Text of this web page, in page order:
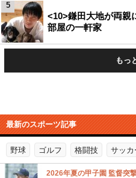
<10>鎌田大地が両親
部屋の一軒家
5
もっ
最新のスポーツ記事
野球 ゴルフ 格闘技 サッカ
2026年夏の甲子園 監督突